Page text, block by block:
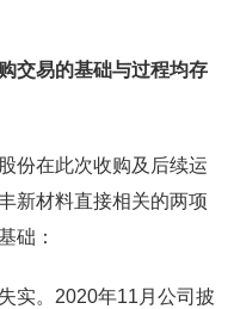
交易的基础与过程均存
份在此次收购及后续运
新材料直接相关的两项
础：
实。2020年11月公司披